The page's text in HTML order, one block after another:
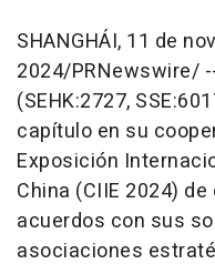
SHANGHÁI, 11 de
2024/PRNewswire/
(SEHK:2727,
capítulo en su
Exposición
China (CIIE 2024)
acuerdos con sus
asociaciones